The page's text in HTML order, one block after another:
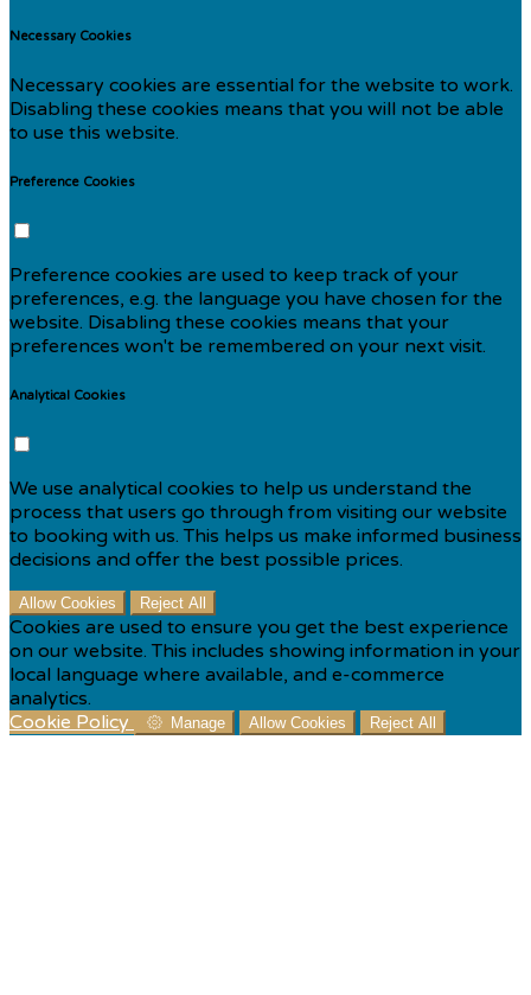
Necessary Cookies
Necessary cookies are essential for the website to work.
Disabling these cookies means that you will not be able
to use this website.
Preference Cookies
Preference cookies are used to keep track of your
preferences, e.g. the language you have chosen for the
website. Disabling these cookies means that your
preferences won't be remembered on your next visit.
Analytical Cookies
We use analytical cookies to help us understand the
process that users go through from visiting our website
to booking with us. This helps us make informed business
decisions and offer the best possible prices.
Allow Cookies Reject All
Cookies are used to ensure you get the best experience
on our website. This includes showing information in your
local language where available, and e-commerce
analytics.
Cookie Policy
Manage Allow Cookies Reject All